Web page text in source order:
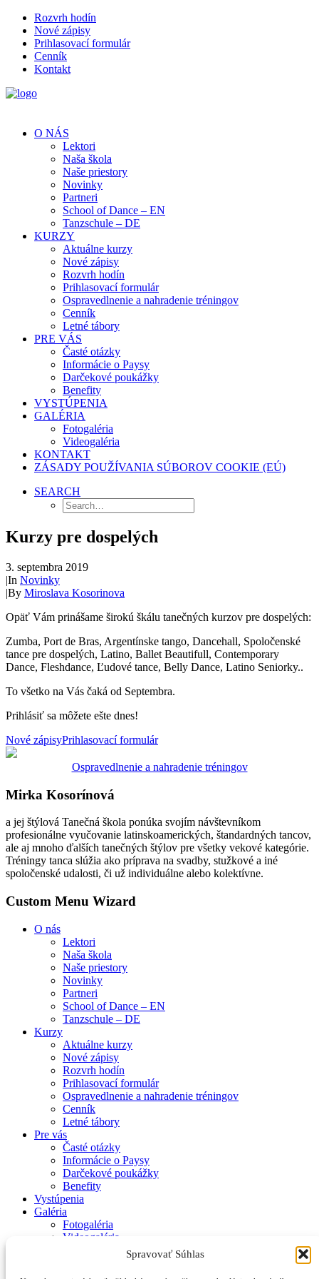
Spravovať Súhlas
Rozvrh hodín
Nové zápisy
Prihlasovací formulár
Cenník
Kontakt
O NÁS
Lektori
Naša škola
Naše priestory
Novinky
Partneri
School of Dance – EN
Tanzschule – DE
KURZY
Aktuálne kurzy
Nové zápisy
Rozvrh hodín
Prihlasovací formulár
Ospravedlnenie a nahradenie tréningov
Cenník
Letné tábory
PRE VÁS
Časté otázky
Informácie o Paysy
Darčekové poukážky
Benefity
VYSTÚPENIA
GALÉRIA
Fotogaléria
Videogaléria
KONTAKT
ZÁSADY POUŽÍVANIA SÚBOROV COOKIE (EÚ)
SEARCH
Kurzy pre dospelých
3. septembra 2019
|In Novinky
|By Miroslava Kosorinova
Opäť Vám prinášame širokú škálu tanečných kurzov pre dospelých:
Zumba, Port de Bras, Argentínske tango, Dancehall, Spoločenské
tance pre dospelých, Latino, Ballet Beautifull, Contemporary
Dance, Fleshdance, Ľudové tance, Belly Dance, Latino Seniorky..
To všetko na Vás čaká od Septembra.
Prihlásiť sa môžete ešte dnes!
Nové zápisyPrihlasovací formulár
Ospravedlnenie a nahradenie tréningov
Mirka Kosorínová
a jej štýlová Tanečná škola ponúka svojím návštevníkom
profesionálne vyučovanie latinskoamerických, štandardných tancov,
ale aj mnoho ďalších tanečných štýlov pre všetky vekové kategórie.
Tréningy tanca slúžia ako príprava na svadby, stužkové a iné
spoločenské udalosti, či už individuálne alebo kolektívne.
Custom Menu Wizard
O nás
Lektori
Naša škola
Naše priestory
Novinky
Partneri
School of Dance – EN
Tanzschule – DE
Kurzy
Aktuálne kurzy
Nové zápisy
Rozvrh hodín
Prihlasovací formulár
Ospravedlnenie a nahradenie tréningov
Cenník
Letné tábory
Pre vás
Časté otázky
Informácie o Paysy
Darčekové poukážky
Benefity
Vystúpenia
Galéria
Fotogaléria
Videogaléria
Zásady používania súborov cookie (EÚ)